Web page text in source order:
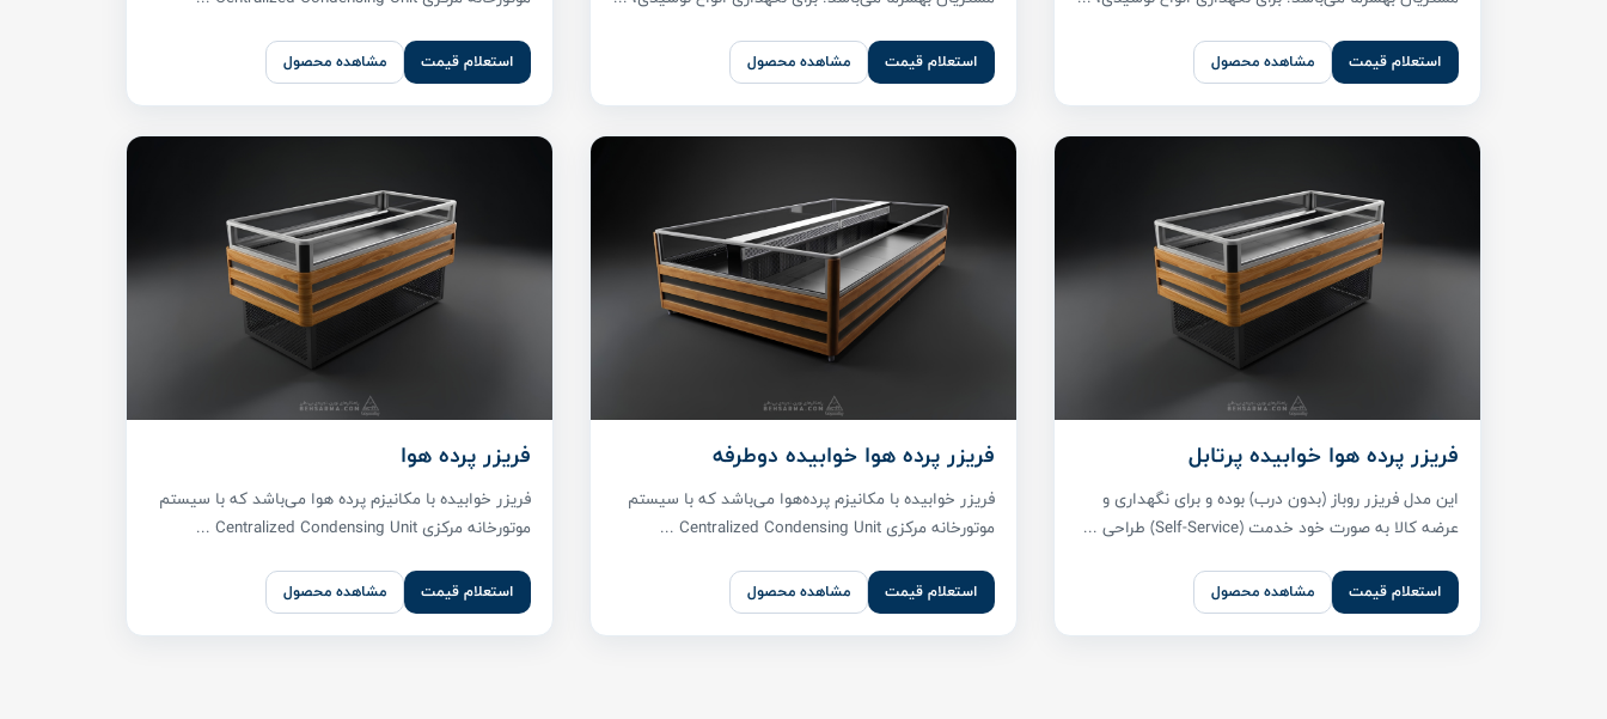
استعلام قیمت مشاهده محصول استعلام قیمت مشاهده محصول استعلام قیمت مشاهده محصول
فریزر پرده هوا خوابیده پرتابل
این مدل فریزر روباز (بدون درب) بوده و برای نگهداری و
عرضه کالا به صورت خود خدمت (Self-Service) طراحی ...
استعلام قیمت مشاهده محصول
فریزر پرده هوا خوابیده دوطرفه
فریزر خوابیده با مکانیزم پرده‌هوا می‌باشد که با سیستم
موتورخانه مرکزی Centralized Condensing Unit ...
استعلام قیمت مشاهده محصول
فریزر پرده هوا
فریزر خوابیده با مکانیزم پرده هوا می‌باشد که با سیستم
موتورخانه مرکزی Centralized Condensing Unit ...
استعلام قیمت مشاهده محصول